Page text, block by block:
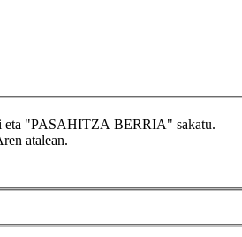
eta "PASAHITZA BERRIA" sakatu.
atalean.